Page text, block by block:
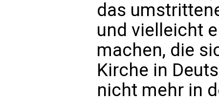
das
und vielleicht
machen, die
Kirche in
nicht mehr in